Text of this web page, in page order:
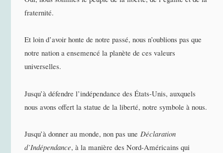
fraternité.
Et loin d’avoir honte de notre passé, nous n’oublions pas que
notre nation a ensemencé la planète de ces valeurs
universelles.
Jusqu’à défendre l’indépendance des États-Unis, auxquels
nous avons offert la statue de la liberté, notre symbole à nous.
Jusqu’à donner au monde, non pas uneDéclaration
d’Indépendance, à la manière des Nord-Américains qui